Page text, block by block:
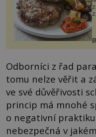
Odborníci z řad
tomu nelze věřit a
ve své důvěřivosti
princip má mnohé
o negativní
nebezpečná v